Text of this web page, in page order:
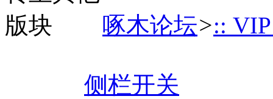
啄木论坛>::
侧栏开关